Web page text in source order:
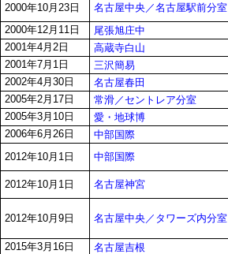
2000年10月23日
名古屋中央／名古屋駅前分室
2000年12月11日
尾張旭庄中
2001年4月2日
高蔵寺白山
2001年7月1日
三沢簡易
2002年4月30日
名古屋春田
2005年2月17日
常滑／セントレア分室
2005年3月10日
愛・地球博
2006年6月26日
中部国際
2012年10月1日
中部国際
2012年10月1日 名古屋神宮
2012年10月9日 名古屋中央／タワーズ内分室
2015年3月16日 名古屋吉根